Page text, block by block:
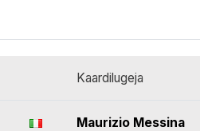
Kaardilugeja
Maurizio Messina